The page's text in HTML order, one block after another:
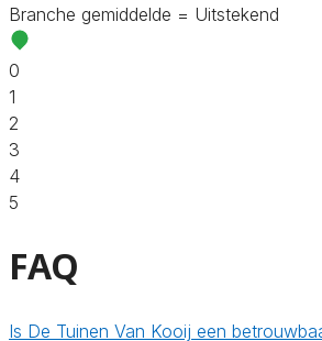
Branche gemiddelde = Uitstekend
0
1
2
3
4
5
FAQ
Is De Tuinen Van Kooij een